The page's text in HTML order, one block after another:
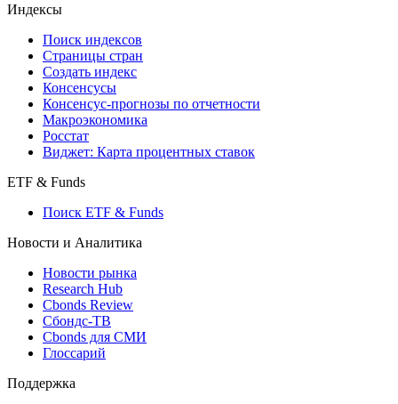
Индексы
Поиск индексов
Страницы стран
Создать индекс
Консенсусы
Консенсус-прогнозы по отчетности
Макроэкономика
Росстат
Виджет: Карта процентных ставок
ETF & Funds
Поиск ETF & Funds
Новости и Аналитика
Новости рынка
Research Hub
Cbonds Review
Сбондс-ТВ
Cbonds для СМИ
Глоссарий
Поддержка